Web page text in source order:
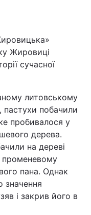
Жировиці
сучасної
литовському
побачили
пробивалося у
дерева.
на дереві
променевому
пана. Однак
значення
і закрив його в